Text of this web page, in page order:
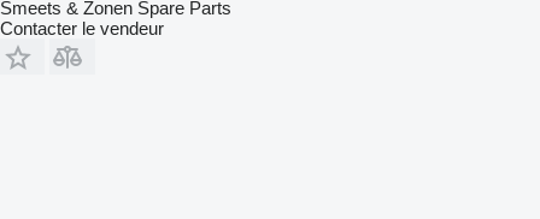
Smeets & Zonen Spare Parts
Contacter le vendeur